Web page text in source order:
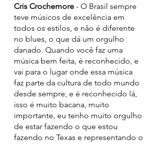
Cris Crochemore - O Brasil sempre
teve músicos de excelência em
todos os estilos, e não é diferente
no blues, o que dá um orgulho
danado. Quando você faz uma
música bem feita, é reconhecido, e
vai para o lugar onde essa música
faz parte da cultura de todo mundo
desde sempre, e é reconhecido lá,
isso é muito bacana, muito
importante, eu tenho muito orgulho
de estar fazendo o que estou
fazendo no Texas e representando o